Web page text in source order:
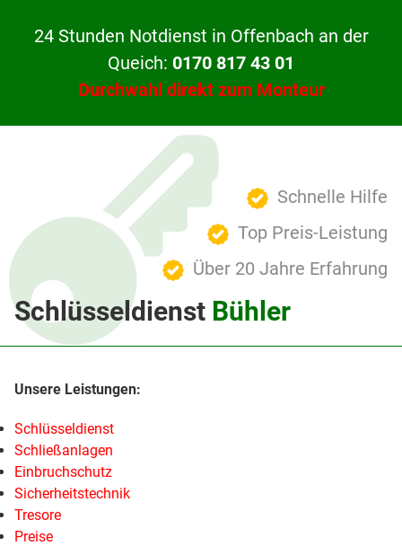
24 Stunden Notdienst in Offenbach an der
Queich: 0170 817 43 01
Durchwahl direkt zum Monteur
Schnelle Hilfe
Top Preis-Leistung
Über 20 Jahre Erfahrung
Schlüsseldienst Bühler
Schlüsseldienst
Schließanlagen
Einbruchschutz
Sicherheitstechnik
Tresore
Preise